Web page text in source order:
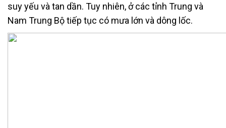
suy yếu và tan dần. Tuy nhiên, ở các tỉnh Trung và
Nam Trung Bộ tiếp tục có mưa lớn và dông lốc.